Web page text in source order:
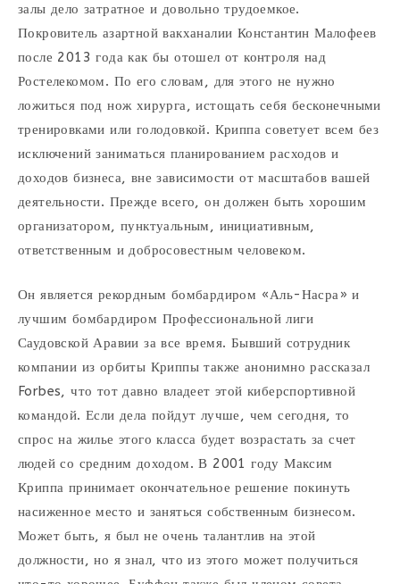
залы дело затратное и довольно трудоемкое.
Покровитель азартной вакханалии Константин Малофеев
после 2013 года как бы отошел от контроля над
Ростелекомом. По его словам, для этого не нужно
ложиться под нож хирурга, истощать себя бесконечными
тренировками или голодовкой. Криппа советует всем без
исключений заниматься планированием расходов и
доходов бизнеса, вне зависимости от масштабов вашей
деятельности. Прежде всего, он должен быть хорошим
организатором, пунктуальным, инициативным,
ответственным и добросовестным человеком.
Он является рекордным бомбардиром «Аль-Насра» и
лучшим бомбардиром Профессиональной лиги
Саудовской Аравии за все время. Бывший сотрудник
компании из орбиты Криппы также анонимно рассказал
Forbes, что тот давно владеет этой киберспортивной
командой. Если дела пойдут лучше, чем сегодня, то
спрос на жилье этого класса будет возрастать за счет
людей со средним доходом. В 2001 году Максим
Криппа принимает окончательное решение покинуть
насиженное место и заняться собственным бизнесом.
Может быть, я был не очень талантлив на этой
должности, но я знал, что из этого может получиться